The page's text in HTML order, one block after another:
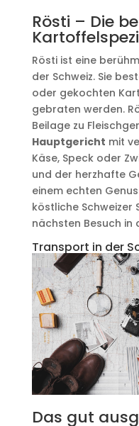
Rösti – Die
Rösti ist eine
der Schweiz. Sie
oder gekochten
gebraten werden.
Beilage zu
Hauptgericht mit
Käse, Speck oder
und der herzhafte
einem echten
köstliche Schweizer
nächsten Besuch in
Transport in der
Das gut